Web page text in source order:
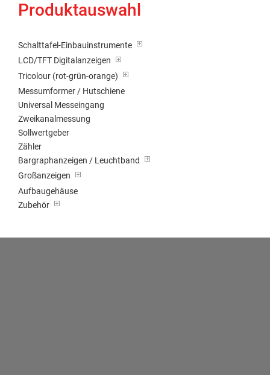
Produktauswahl
Schalttafel-Einbauinstrumente
LCD/TFT Digitalanzeigen
Tricolour (rot-grün-orange)
Messumformer / Hutschiene
Universal Messeingang
Zweikanalmessung
Sollwertgeber
Zähler
Bargraphanzeigen / Leuchtband
Großanzeigen
Aufbaugehäuse
Zubehör